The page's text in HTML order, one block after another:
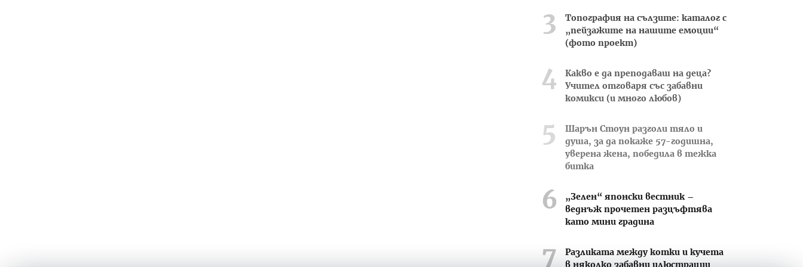
Топография на сълзите: каталог с
„пейзажите на нашите емоции“
(фото проект)
Какво е да преподаваш на деца?
Учител отговаря със забавни
комикси (и много любов)
Шарън Стоун разголи тяло и
душа, за да покаже 57-годишна,
уверена жена, победила в тежка
битка
„Зелен“ японски вестник –
веднъж прочетен разцъфтява
като мини градина
Разликата между котки и кучета
в няколко забавни илюстрации